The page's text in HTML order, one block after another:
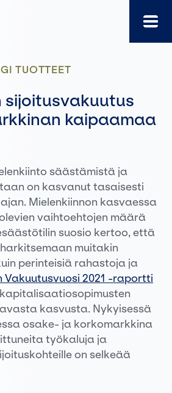
TUOTTEET
sijoitusvakuutus
kaipaamaa
säästämistä ja
on kasvanut tasaisesti
Mielenkiinnon kasvaessa
vaihtoehtojen määrä
suosio kertoo, että
muitakin
perinteisiä rahastoja ja
Vakuutusvuosi 2021 -raportti
kasvusta. Nykyisessä
osake- ja korkomarkkina
työkaluja ja
on selkeää